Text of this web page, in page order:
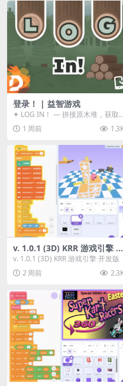
登录！ | 益智游戏
✦ LOG IN！ — 拼接原木堆，获取
分数！ ᑕ☲◎ ᑕ☲◎ ᑕ☲◎ ᑕ☲◎ ...
1 周前
v. 1.0.1 (3D) KRR 游戏引擎 开
发版
v. 1.0.1 (3D) KRR 游戏引擎 开发版
2 周前